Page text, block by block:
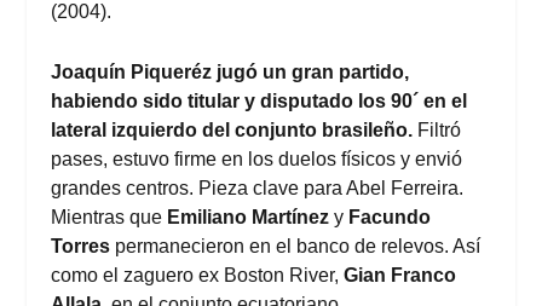
(2004).
Joaquín Piqueréz jugó un gran partido,
habiendo sido titular y disputado los 90´ en el
lateral izquierdo del conjunto brasileño. Filtró
pases, estuvo firme en los duelos físicos y envió
grandes centros. Pieza clave para Abel Ferreira.
Mientras que Emiliano Martínez y Facundo
Torres permanecieron en el banco de relevos. Así
como el zaguero ex Boston River,Gian Franco